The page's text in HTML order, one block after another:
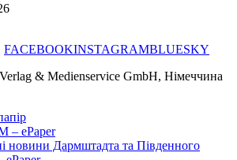
FACEBOOKINSTAGRAMBLUESKY
& Medienservice GmbH, Німеччина
– ePaper
новини Дармштадта та Південного